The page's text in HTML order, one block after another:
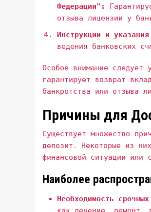
Федерации":
отзыва лицензии у
Инструкции и
ведения банковских
Особое внимание следует
гарантирует возврат
банкротства или отзыва
Причины для
Существует множество
депозит․ Некоторые из
финансовой ситуации или
Наиболее
Необходимость